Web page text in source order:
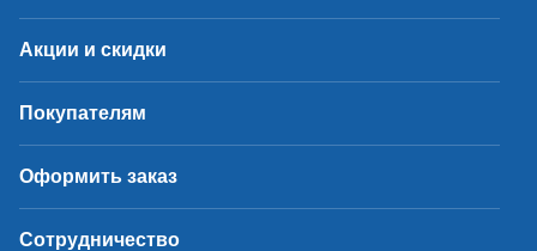
Акции и скидки
Покупателям
Оформить заказ
Сотрудничество